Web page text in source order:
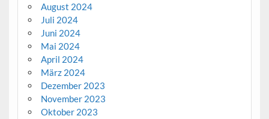
August 2024
Juli 2024
Juni 2024
Mai 2024
April 2024
März 2024
Dezember 2023
November 2023
Oktober 2023